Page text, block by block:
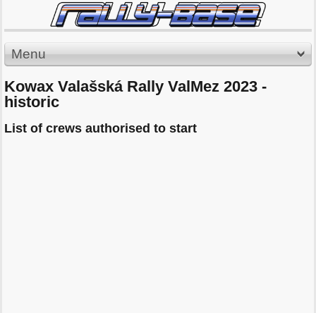
Menu
Kowax Valašská Rally ValMez 2023 -
historic
List of crews authorised to start